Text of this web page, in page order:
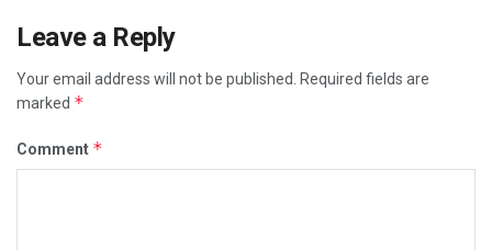
Leave a Reply
Your email address will not be published.
Required fields are
marked *
Comment *